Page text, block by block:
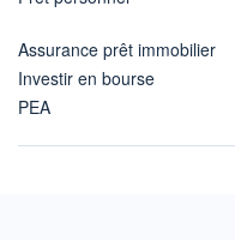
Assurance prêt immobilier
Investir en bourse
PEA